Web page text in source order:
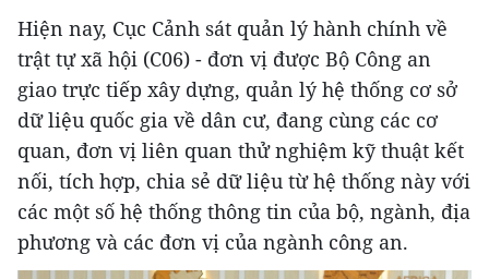
Hiện nay, Cục Cảnh sát quản lý hành chính về
trật tự xã hội (C06) - đơn vị được Bộ Công an
giao trực tiếp xây dựng, quản lý hệ thống cơ sở
dữ liệu quốc gia về dân cư, đang cùng các cơ
quan, đơn vị liên quan thử nghiệm kỹ thuật kết
nối, tích hợp, chia sẻ dữ liệu từ hệ thống này với
các một số hệ thống thông tin của bộ, ngành, địa
phương và các đơn vị của ngành công an.